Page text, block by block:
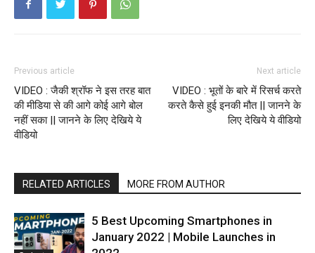
Previous article
VIDEO : जैकी श्रॉफ ने इस तरह बात
की मीडिया से की आगे कोई आगे बोल
नहीं सका || जानने के लिए देखिये ये
वीडियो
Next article
VIDEO : भूतों के बारे में रिसर्च करते
करते कैसे हुई इनकी मौत || जानने के
लिए देखिये ये वीडियो
RELATED ARTICLES MORE FROM AUTHOR
5 Best Upcoming Smartphones in
January 2022 | Mobile Launches in